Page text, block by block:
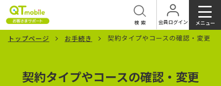
会員ログイン
検索 メニュー
トップページ お手続き 契約タイプやコースの確認・変更
契約タイプやコースの確認・変更